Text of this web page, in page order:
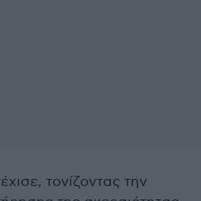
τονίζοντας την